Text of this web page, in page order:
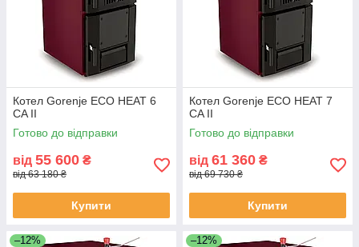
Котел Gorenje ECO HEAT 6
CA II
Готово до відправки
від 55 600 ₴
від 63 180 ₴
Купити
Котел Gorenje ECO HEAT 7
CA II
Готово до відправки
від 61 360 ₴
від 69 730 ₴
Купити
–12% –12%